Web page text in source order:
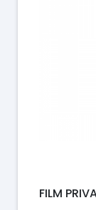
FILM